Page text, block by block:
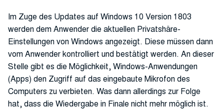
Im Zuge des Updates auf Windows 10 Version 1803
werden dem Anwender die aktuellen Privatshäre-
Einstellungen von Windows angezeigt. Diese müssen dann
vom Anwender kontrolliert und bestätigt werden. An dieser
Stelle gibt es die Möglichkeit, Windows-Anwendungen
(Apps) den Zugriff auf das eingebaute Mikrofon des
Computers zu verbieten. Was dann allerdings zur Folge
hat, dass die Wiedergabe in Finale nicht mehr möglich ist.